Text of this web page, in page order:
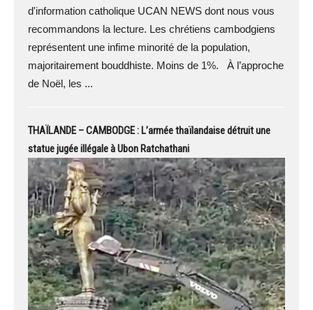
d'information catholique UCAN NEWS dont nous vous
recommandons la lecture. Les chrétiens cambodgiens
représentent une infime minorité de la population,
majoritairement bouddhiste. Moins de 1%. À l’approche
de Noël, les ...
THAÏLANDE – CAMBODGE : L’armée thaïlandaise détruit une
statue jugée illégale à Ubon Ratchathani